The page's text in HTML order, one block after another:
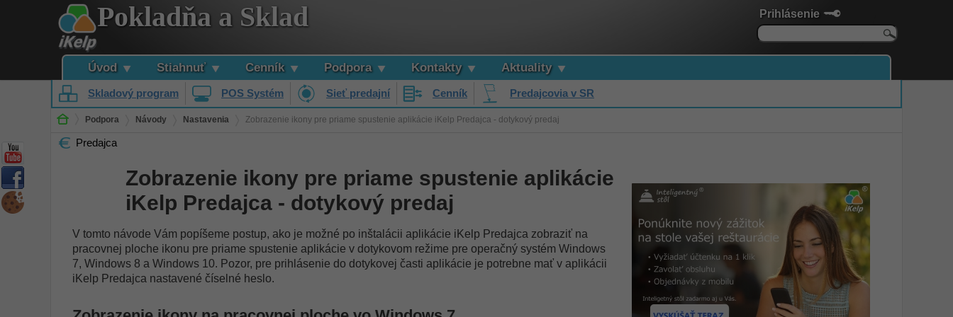
Prihlásenie
Pokladňa a Sklad
Úvod Stiahnuť Cenník Podpora Kontakty Aktuality
Skladový program POS Systém Sieť predajní Cenník Predajcovia v SR
Podpora Návody Nastavenia Zobrazenie ikony pre priame spustenie aplikácie iKelp Predajca - dotykový predaj
Predajca
Zobrazenie ikony pre priame spustenie aplikácie
iKelp Predajca - dotykový predaj
V tomto návode Vám popíšeme postup, ako je možné po inštalácii aplikácie iKelp Predajca zobraziť na
pracovnej ploche ikonu pre priame spustenie aplikácie v dotykovom režime pre operačný systém Windows
7, Windows 8 a Windows 10. Pozor, pre prihlásenie do dotykovej časti aplikácie je potrebne mať v aplikácii
iKelp Predajca nastavené číselné heslo.